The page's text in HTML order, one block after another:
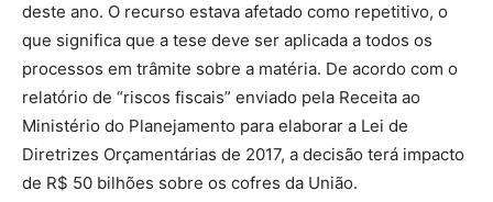
deste ano. O recurso estava afetado como repetitivo, o
que significa que a tese deve ser aplicada a todos os
processos em trâmite sobre a matéria. De acordo com o
relatório de “riscos fiscais” enviado pela Receita ao
Ministério do Planejamento para elaborar a Lei de
Diretrizes Orçamentárias de 2017, a decisão terá impacto
de R$ 50 bilhões sobre os cofres da União.